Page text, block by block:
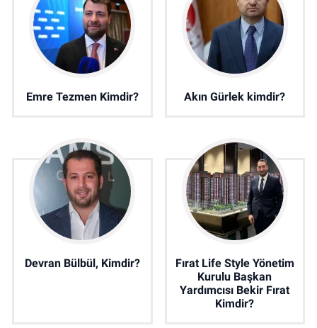
Emre Tezmen Kimdir? Akın Gürlek kimdir?
Devran Bülbül, Kimdir?
Fırat Life Style Yönetim
Kurulu Başkan
Yardımcısı Bekir Fırat
Kimdir?